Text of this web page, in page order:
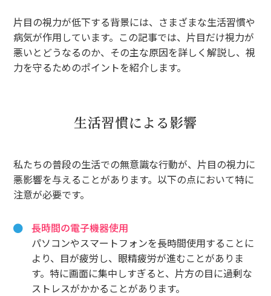
片目の視力が低下する背景には、さまざまな生活習慣や
病気が作用しています。この記事では、片目だけ視力が
悪いとどうなるのか、その主な原因を詳しく解説し、視
力を守るためのポイントを紹介します。
生活習慣による影響
私たちの普段の生活での無意識な行動が、片目の視力に
悪影響を与えることがあります。以下の点において特に
注意が必要です。
長時間の電子機器使用
パソコンやスマートフォンを長時間使用することに
より、目が疲労し、眼精疲労が進むことがありま
す。特に画面に集中しすぎると、片方の目に過剰な
ストレスがかかることがあります。